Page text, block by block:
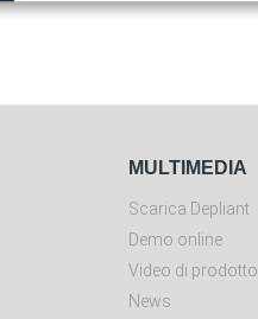
MULTIMEDIA
Scarica Depliant
Demo online
Video di prodotto
News